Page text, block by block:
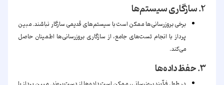
۲. سازگاری سیستم‌ها
برخی بروزرسانی‌ها ممکن است با سیستم‌های قدیمی سازگار نباشند. مبین
پرداز با انجام تست‌های جامع، از سازگاری بروزرسانی‌ها اطمینان حاصل
می‌کند.
۳. حفظ داده‌ها